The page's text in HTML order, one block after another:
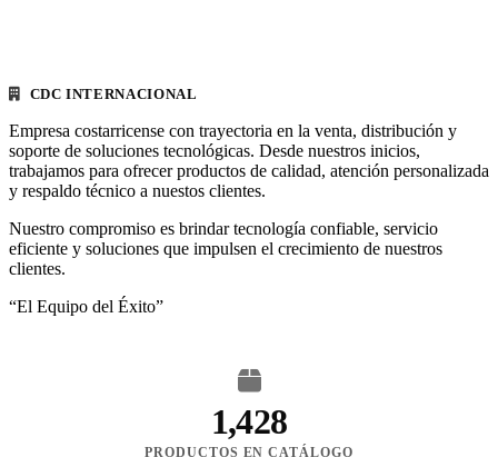
CDC INTERNACIONAL
Empresa costarricense con trayectoria en la venta, distribución y
soporte de soluciones tecnológicas. Desde nuestros inicios,
trabajamos para ofrecer productos de calidad, atención personalizada
y respaldo técnico a nuestos clientes.
Nuestro compromiso es brindar tecnología confiable, servicio
eficiente y soluciones que impulsen el crecimiento de nuestros
clientes.
“El Equipo del Éxito”
1,428
PRODUCTOS EN CATÁLOGO